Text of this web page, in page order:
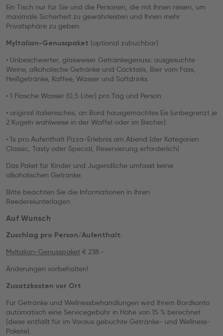
Ein Tisch nur für Sie und die Personen, die mit Ihnen reisen, um
maximale Sicherheit zu gewährleisten und Ihnen mehr
Privatsphäre zu geben.
MyItalian-Genusspaket (optional zubuchbar)
• Unbeschwerter, glasweiser Getränkegenuss: ausgesuchte
Weine, alkoholische Getränke und Cocktails, Bier vom Fass,
Heißgetränke, Kaffee, Wasser und Softdrinks
• 1 Flasche Wasser (0,5 Liter) pro Tag und Person
• original italienisches, an Bord hausgemachtes Eis (unbegrenzt je
2 Kugeln wahlweise in der Waffel oder im Becher)
• 1x pro Aufenthalt Pizza-Erlebnis am Abend (der Kategorien
Classic, Tasty oder Special, Reservierung erforderlich)
Das Paket für Kinder und Jugendliche umfasst keine
alkoholischen Getränke.
Bitte beachten Sie die Informationen in Ihren
Reedereiunterlagen.
Auf Wunsch
Zuschlag pro Person/Aufenthalt:
MyItalian-Genusspaket € 238.-
Änderungen vorbehalten!
Zusatzkosten vor Ort
Für Getränke und Wellnessbehandlungen wird Ihrem Bordkonto
automatisch eine Servicegebühr in Höhe von 15 % berechnet
(diese entfällt für im Voraus gebuchte Getränke- und Wellness-
Pakete).